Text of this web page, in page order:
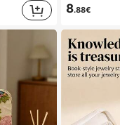
8.88€